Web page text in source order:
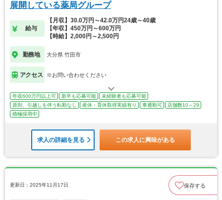
展開している薬局グループ
給与
【月収】30.0万円～42.0万円24歳～40歳
【年収】450万円～600万円
【時給】2,000円～2,500円
勤務地 大分県 竹田市
アクセス ※お問い合わせください
年収600万円以上可 新卒も応募可能
未経験者も応募可能
原則、引越しを伴う転勤なし
産休・育休取得実績有り 車通勤可
店舗数10～29
積極採用中
求人の詳細を見る この求人に興味がある
更新日：2025年11月17日 保存する